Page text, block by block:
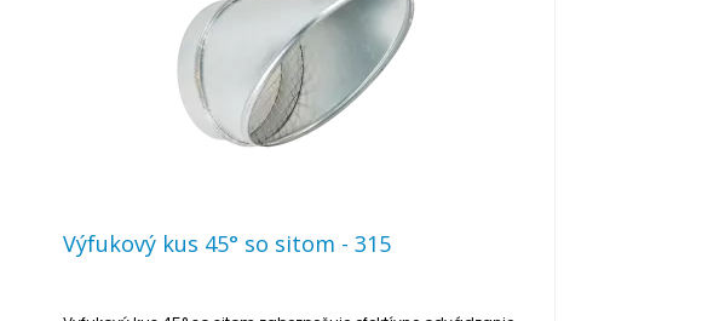
Výfukový kus 45° so sitom - 315